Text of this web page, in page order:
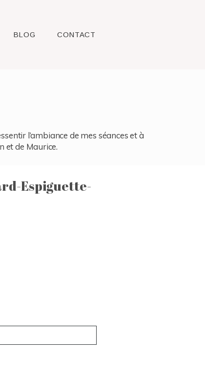
BLOG CONTACT
l’ambiance de mes séances et à
et de Maurice.
Espiguette-